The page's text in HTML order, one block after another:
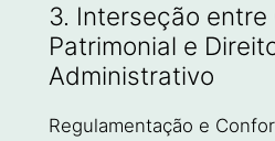
3. Interseção entre
Patrimonial e
Administrativo
Regulamentação e